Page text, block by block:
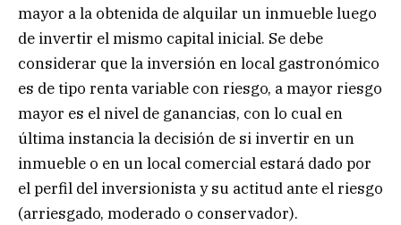
mayor a la obtenida de alquilar un inmueble luego
de invertir el mismo capital inicial. Se debe
considerar que la inversión en local gastronómico
es de tipo renta variable con riesgo, a mayor riesgo
mayor es el nivel de ganancias, con lo cual en
última instancia la decisión de si invertir en un
inmueble o en un local comercial estará dado por
el perfil del inversionista y su actitud ante el riesgo
(arriesgado, moderado o conservador).